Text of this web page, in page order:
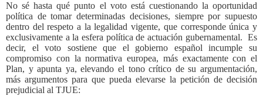
No sé hasta qué punto el voto está cuestionando la oportunidad
política de tomar determinadas decisiones, siempre por supuesto
dentro del respeto a la legalidad vigente, que corresponde única y
exclusivamente a la esfera política de actuación gubernamental. Es
decir, el voto sostiene que el gobierno español incumple su
compromiso con la normativa europea, más exactamente con el
Plan, y apunta ya, elevando el tono crítico de su argumentación,
más argumentos para que pueda elevarse la petición de decisión
prejudicial al TJUE: